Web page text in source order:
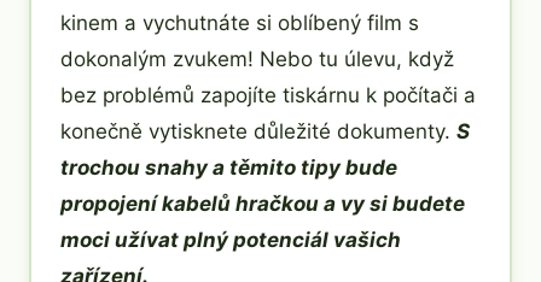
kinem a vychutnáte si oblíbený film s
dokonalým zvukem! Nebo tu úlevu, když
bez problémů zapojíte tiskárnu k počítači a
konečně vytisknete důležité dokumenty. S
trochou snahy a těmito tipy bude
propojení kabelů hračkou a vy si budete
moci užívat plný potenciál vašich
zařízení.